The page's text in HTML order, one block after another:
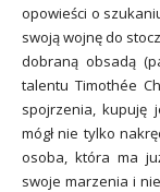
opowieści o
swoją wojnę do
dobraną obsadą
talentu Timothée
spojrzenia, kupuję
mógł nie tylko
osoba, która ma
swoje marzenia i